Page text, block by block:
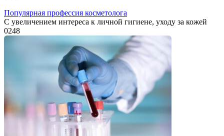
Популярная профессия косметолога
С увеличением интереса к личной гигиене, уходу за кожей
0248